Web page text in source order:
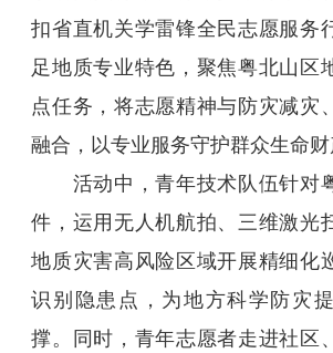
扣省直机关学雷锋全民志愿服务
足地质专业特色，聚焦粤北山区
点任务，将志愿精神与防灾减灾
融合，以专业服务守护群众生命财
活动中，青年技术队伍针对
件，运用无人机航拍、三维激光
地质灾害高风险区域开展精细化
识别隐患点，为地方科学防灾
撑。同时，青年志愿者走进社区